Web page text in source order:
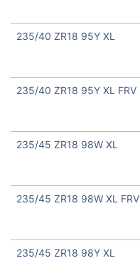
235/40 ZR18 95Y XL
235/40 ZR18 95Y XL FRV
235/45 ZR18 98W XL
235/45 ZR18 98W XL FRV
235/45 ZR18 98Y XL